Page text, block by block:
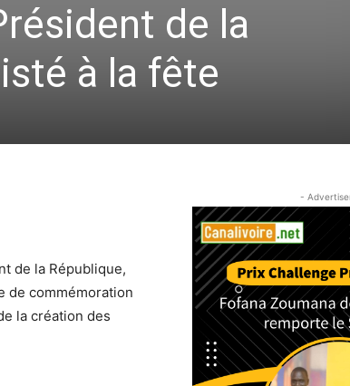
de la
à la fête
de la République,
de commémoration
la création des
-